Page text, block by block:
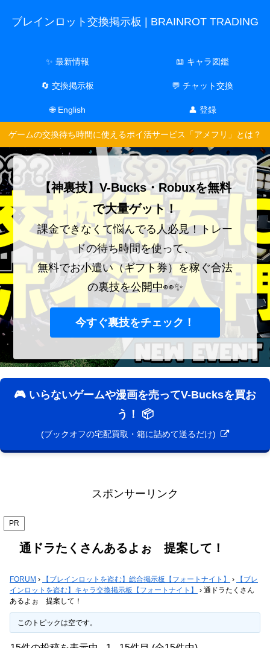
ブレインロット交換掲示板 | BRAINROT TRADING
✨ 最新情報 📖 キャラ図鑑
🔄 交換掲示板 💬 チャット交換
🌐 English 👤 登録
ゲームの交換待ち時間に使えるポイ活サービス「アメフリ」とは？
【神裏技】V-Bucks・Robuxを無料
で大量ゲット！
課金できなくて悩んでる人必見！トレー
ドの待ち時間を使って、
無料でお小遣い（ギフト券）を稼ぐ合法
の裏技を公開中👀✨
今すぐ裏技をチェック！
🎮 いらないゲームや漫画を売ってV-Bucksを買お
う！ 📦
(ブックオフの宅配買取・箱に詰めて送るだけ)
スポンサーリンク
PR
通ドラたくさんあるよぉ 提案して！
FORUM › 【ブレインロットを盗む】総合掲示板【フォートナイト】 ›
【ブレ
インロットを盗む】キャラ交換掲示板【フォートナイト】
› 通ドラたくさん
あるよぉ 提案して！
このトピックは空です。